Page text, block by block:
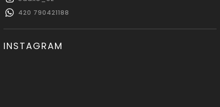
420 790421188
INSTAGRAM